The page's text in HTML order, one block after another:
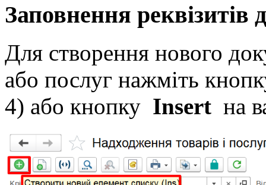
Заповнення
Для створення нового
або послуг нажміть
4) або кнопку Insert на